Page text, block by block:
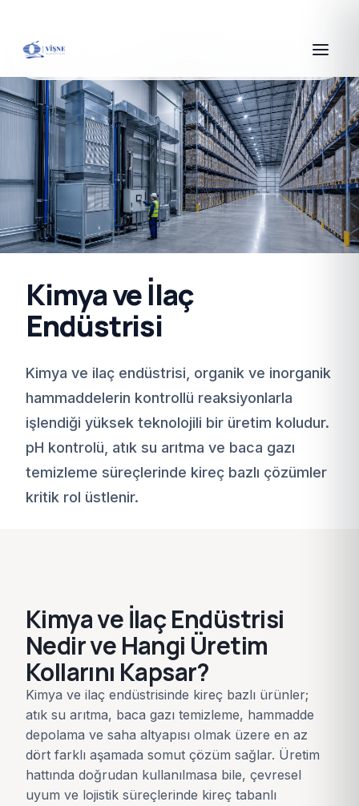
Kimya ve İlaç
Endüstrisi
Kimya ve ilaç endüstrisi, organik ve inorganik
hammaddelerin kontrollü reaksiyonlarla
işlendiği yüksek teknolojili bir üretim koludur.
pH kontrolü, atık su arıtma ve baca gazı
temizleme süreçlerinde kireç bazlı çözümler
kritik rol üstlenir.
Kimya ve İlaç Endüstrisi
Nedir ve Hangi Üretim
Kollarını Kapsar?
Kimya ve ilaç endüstrisinde kireç bazlı ürünler;
atık su arıtma, baca gazı temizleme, hammadde
depolama ve saha altyapısı olmak üzere en az
dört farklı aşamada somut çözüm sağlar. Üretim
hattında doğrudan kullanılmasa bile, çevresel
uyum ve lojistik süreçlerinde kireç tabanlı